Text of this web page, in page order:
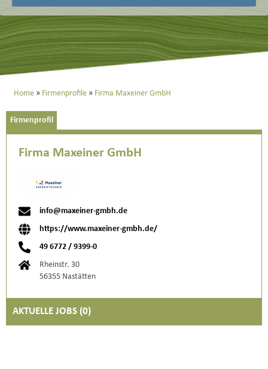
Home Firmenprofile Firma Maxeiner GmbH
Firmenprofil
Firma Maxeiner GmbH
info@maxeiner-gmbh.de
https://www.maxeiner-gmbh.de/
49 6772 / 9399-0
Rheinstr. 30
56355 Nastätten
AKTUELLE JOBS (0)